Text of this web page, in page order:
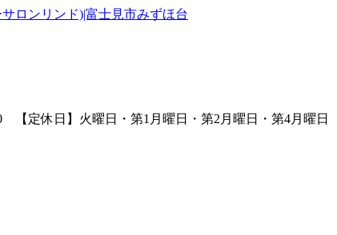
【定休日】火曜日・第1月曜日・第2月曜日・第4月曜日